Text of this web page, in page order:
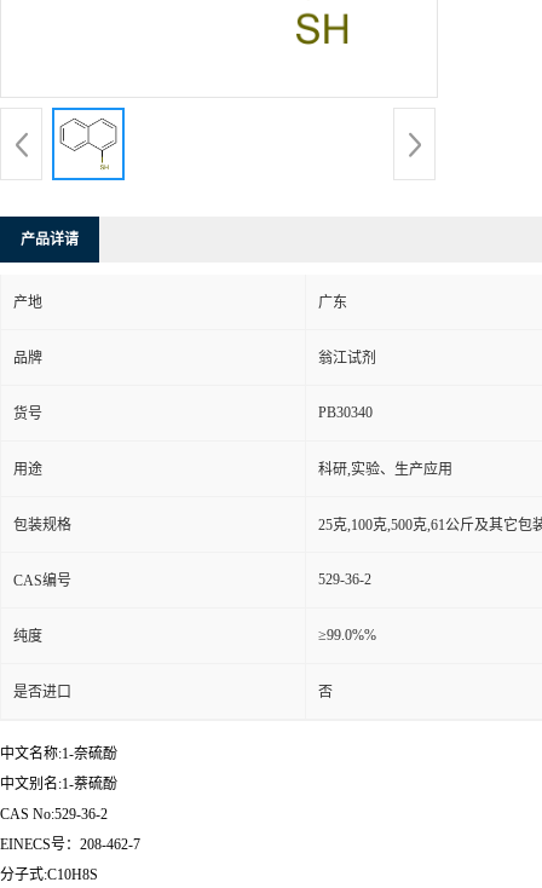
产品详请
产地 广东
品牌 翁江试剂
货号 PB30340
用途 科研,实验、生产应用
包装规格 25克,100克,500克,61公斤及其它包
CAS编号 529-36-2
纯度 ≥99.0%%
是否进口 否
中文名称:1-奈硫酚
中文别名:1-萘硫酚
CAS No:529-36-2
EINECS号：208-462-7
分子式:C10H8S